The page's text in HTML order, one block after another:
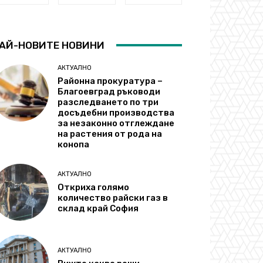
НОВИТЕ НОВИНИ
АКТУАЛНО
Районна прокуратура –
Благоевград ръководи
разследването по три
досъдебни производства
за незаконно отглеждане
на растения от рода на
конопа
АКТУАЛНО
Откриха голямо
количество райски газ в
склад край София
АКТУАЛНО